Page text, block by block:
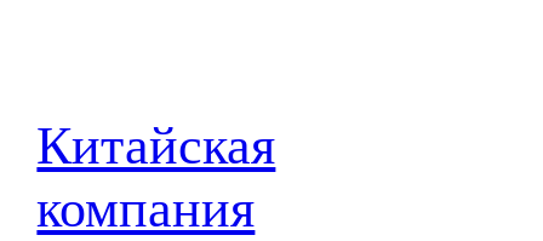
Китайская
компания